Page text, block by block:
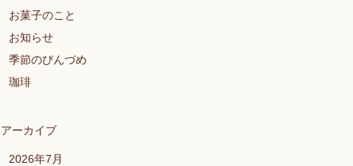
お菓子のこと
お知らせ
季節のびんづめ
珈琲
アーカイブ
2026年7月